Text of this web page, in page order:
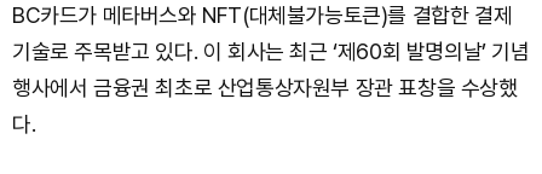
BC카드가 메타버스와 NFT(대체불가능토큰)를 결합한 결제
기술로 주목받고 있다. 이 회사는 최근 ‘제60회 발명의날’ 기념
행사에서 금융권 최초로 산업통상자원부 장관 표창을 수상했
다.